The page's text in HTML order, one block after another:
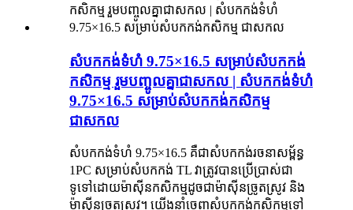
សំបកកង់ទំហំ 9.75×16.5 សម្រាប់សំបកកង់
កសិកម្ម រួមបញ្ចូលគ្នាជាសកល | សំបកកង់ទំហំ
9.75×16.5 សម្រាប់សំបកកង់កសិកម្ម
ជាសកល
សំបកកង់ទំហំ 9.75×16.5 គឺជាសំបកកង់រចនាសម្ព័ន្ធ
1PC សម្រាប់សំបកកង់ TL វាត្រូវបានប្រើប្រាស់ជា
ទូទៅដោយម៉ាស៊ីនកសិកម្មដូចជាម៉ាស៊ីនច្រូតស្រូវ និង
ម៉ាស៊ីនច្រូតស្រូវ។ យើងនាំចេញសំបកកង់កសិកម្មទៅ